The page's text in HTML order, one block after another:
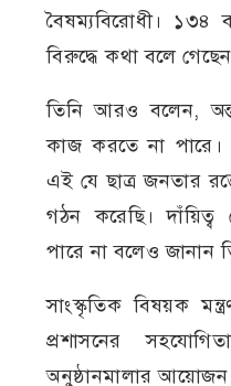
বৈষম্যবিরোধী।
বিরুদ্ধে কথা বলে
তিনি আরও বলেন,
কাজ করতে না
এই যে ছাত্র জনতার
গঠন করেছি। দাঁয়িত্ব
পারে না বলেও জানান
সাংস্কৃতিক বিষয়ক
প্রশাসনের
অনুষ্ঠানমালার আয়োজন